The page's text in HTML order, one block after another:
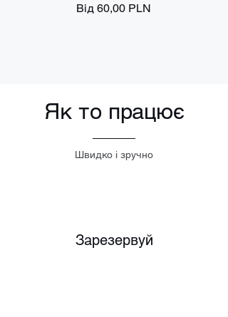
Від 60,00 PLN
За розпродажем
Як то працює
Швидко і зручно
Зарезервуй